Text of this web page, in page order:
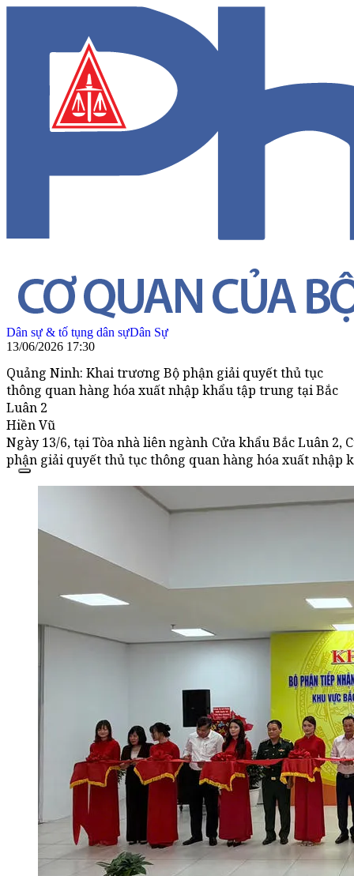
Dân sự & tố tụng dân sựDân Sự
13/06/2026 17:30
Quảng Ninh: Khai trương Bộ phận giải quyết thủ tục
thông quan hàng hóa xuất nhập khẩu tập trung tại Bắc
Luân 2
Hiền Vũ
Ngày 13/6, tại Tòa nhà liên ngành Cửa khẩu Bắc Luân
phận giải quyết thủ tục thông quan hàng hóa xuất nhập